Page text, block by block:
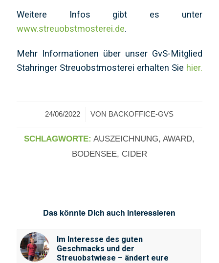
Weitere Infos gibt es unter
www.streuobstmosterei.de.
Mehr Informationen über unser GvS-Mitglied
Stahringer Streuobstmosterei erhalten Sie hier.
24/06/2022
/ VON BACKOFFICE-GVS
SCHLAGWORTE: AUSZEICHNUNG,AWARD,
BODENSEE, CIDER
Das könnte Dich auch interessieren
Im Interesse des guten
Geschmacks und der
Streuobstwiese – ändert eure